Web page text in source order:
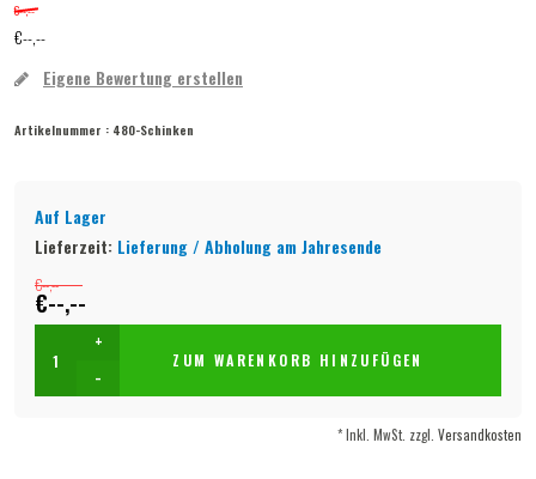
€--,--
€--,--
Eigene Bewertung erstellen
Artikelnummer : 480-Schinken
Auf Lager
Lieferzeit: Lieferung / Abholung am Jahresende
€--,--
€--,--
+
-
ZUM WARENKORB HINZUFÜGEN
* Inkl. MwSt. zzgl. Versandkosten